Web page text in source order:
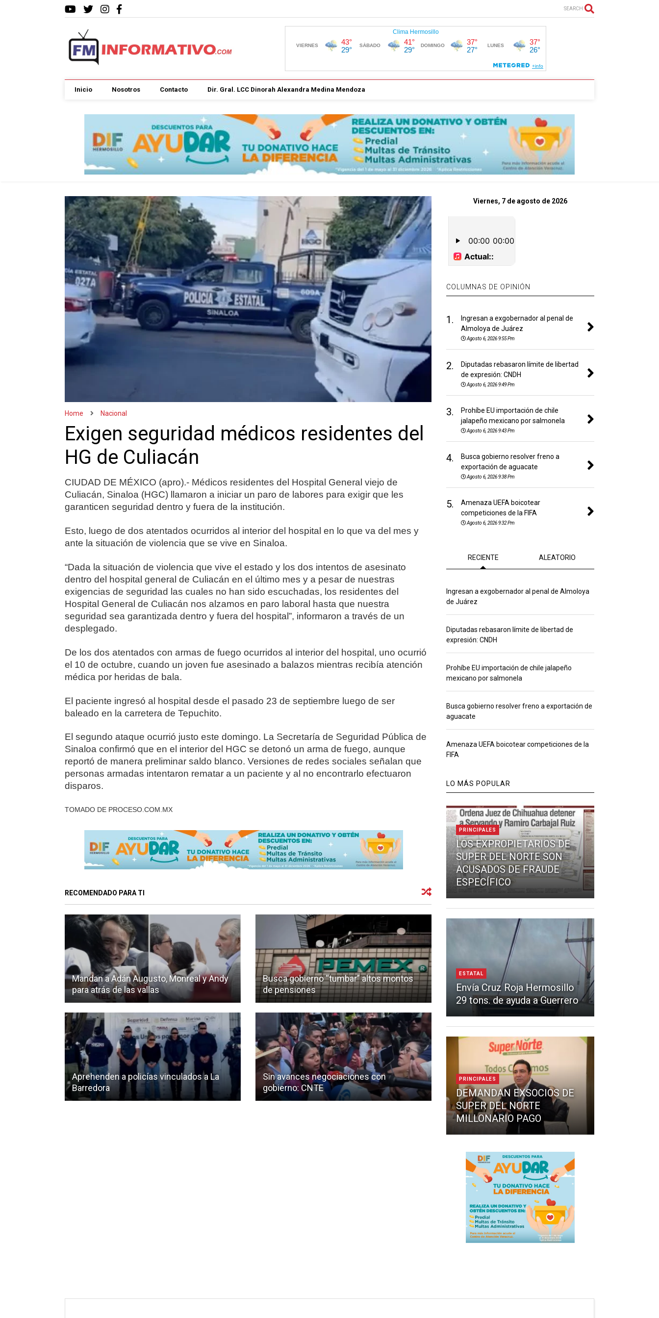
SEARCH
Inicio Nosotros Contacto Dir. Gral. LCC Dinorah Alexandra Medina Mendoza
Home Nacional
Exigen seguridad médicos residentes del
HG de Culiacán
CIUDAD DE MÉXICO (apro).- Médicos residentes del Hospital General viejo de
Culiacán, Sinaloa (HGC) llamaron a iniciar un paro de labores para exigir que les
garanticen seguridad dentro y fuera de la institución.
Esto, luego de dos atentados ocurridos al interior del hospital en lo que va del mes y
ante la situación de violencia que se vive en Sinaloa.
“Dada la situación de violencia que vive el estado y los dos intentos de asesinato
dentro del hospital general de Culiacán en el último mes y a pesar de nuestras
exigencias de seguridad las cuales no han sido escuchadas, los residentes del
Hospital General de Culiacán nos alzamos en paro laboral hasta que nuestra
seguridad sea garantizada dentro y fuera del hospital”, informaron a través de un
desplegado.
De los dos atentados con armas de fuego ocurridos al interior del hospital, uno ocurrió
el 10 de octubre, cuando un joven fue asesinado a balazos mientras recibía atención
médica por heridas de bala.
El paciente ingresó al hospital desde el pasado 23 de septiembre luego de ser
baleado en la carretera de Tepuchito.
El segundo ataque ocurrió justo este domingo. La Secretaría de Seguridad Pública de
Sinaloa confirmó que en el interior del HGC se detonó un arma de fuego, aunque
reportó de manera preliminar saldo blanco. Versiones de redes sociales señalan que
personas armadas intentaron rematar a un paciente y al no encontrarlo efectuaron
disparos.
TOMADO DE PROCESO.COM.MX
RECOMENDADO PARA TI
Mandan a Adán Augusto, Monreal y Andy
para atrás de las vallas
Busca gobierno “tumbar” altos montos
de pensiones
Aprehenden a policías vinculados a La
Barredora
Sin avances negociaciones con
gobierno: CNTE
Viernes, 7 de agosto de 2026
COLUMNAS DE OPINIÓN
1.
Ingresan a exgobernador al penal de
Almoloya de Juárez
Agosto 6, 2026 9:55 Pm
2.
Diputadas rebasaron límite de libertad
de expresión: CNDH
Agosto 6, 2026 9:49 Pm
3.
Prohíbe EU importación de chile
jalapeño mexicano por salmonela
Agosto 6, 2026 9:43 Pm
4.
Busca gobierno resolver freno a
exportación de aguacate
Agosto 6, 2026 9:38 Pm
5.
Amenaza UEFA boicotear
competiciones de la FIFA
Agosto 6, 2026 9:32 Pm
RECIENTE ALEATORIO
Ingresan a exgobernador al penal de Almoloya
de Juárez
Diputadas rebasaron límite de libertad de
expresión: CNDH
Prohíbe EU importación de chile jalapeño
mexicano por salmonela
Busca gobierno resolver freno a exportación de
aguacate
Amenaza UEFA boicotear competiciones de la
FIFA
LO MÁS POPULAR
PRINCIPALES
LOS EXPROPIETARIOS DE
SUPER DEL NORTE SON
ACUSADOS DE FRAUDE
ESPECÍFICO
ESTATAL
Envía Cruz Roja Hermosillo
29 tons. de ayuda a Guerrero
PRINCIPALES
DEMANDAN EXSOCIOS DE
SUPER DEL NORTE
MILLONARIO PAGO